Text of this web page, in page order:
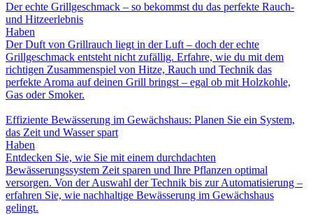
Der echte Grillgeschmack – so bekommst du das perfekte Rauch-
und Hitzeerlebnis
Haben
Der Duft von Grillrauch liegt in der Luft – doch der echte
Grillgeschmack entsteht nicht zufällig. Erfahre, wie du mit dem
richtigen Zusammenspiel von Hitze, Rauch und Technik das
perfekte Aroma auf deinen Grill bringst – egal ob mit Holzkohle,
Gas oder Smoker.
Effiziente Bewässerung im Gewächshaus: Planen Sie ein System,
das Zeit und Wasser spart
Haben
Entdecken Sie, wie Sie mit einem durchdachten
Bewässerungssystem Zeit sparen und Ihre Pflanzen optimal
versorgen. Von der Auswahl der Technik bis zur Automatisierung –
erfahren Sie, wie nachhaltige Bewässerung im Gewächshaus
gelingt.